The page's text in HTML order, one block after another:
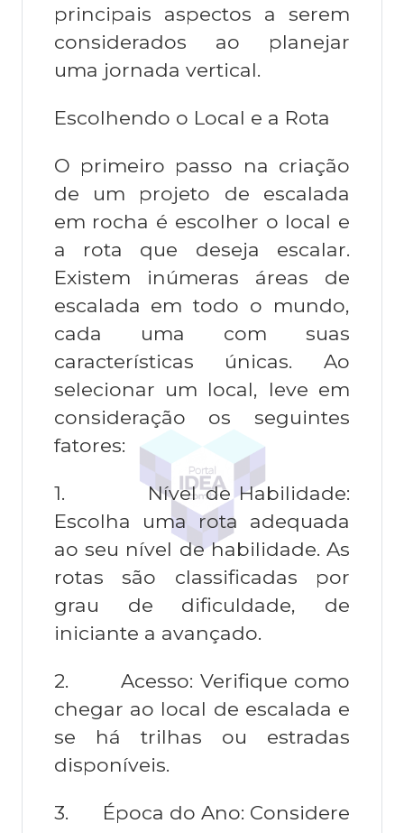
principais aspectos a serem
considerados ao planejar
uma jornada vertical.
Escolhendo o Local e a Rota
O primeiro passo na criação
de um projeto de escalada
em rocha é escolher o local e
a rota que deseja escalar.
Existem inúmeras áreas de
escalada em todo o mundo,
cada uma com suas
características únicas. Ao
selecionar um local, leve em
consideração os seguintes
fatores:
1.
Nível de Habilidade:
Escolha uma rota adequada
ao seu nível de habilidade. As
rotas são classificadas por
grau de dificuldade, de
iniciante a avançado.
2.
Acesso: Verifique como
chegar ao local de escalada e
se há trilhas ou estradas
disponíveis.
3.
Época do Ano: Considere